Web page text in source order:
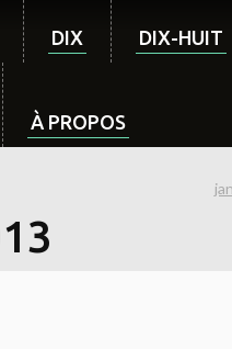
DIX DIX-HUIT
À PROPOS